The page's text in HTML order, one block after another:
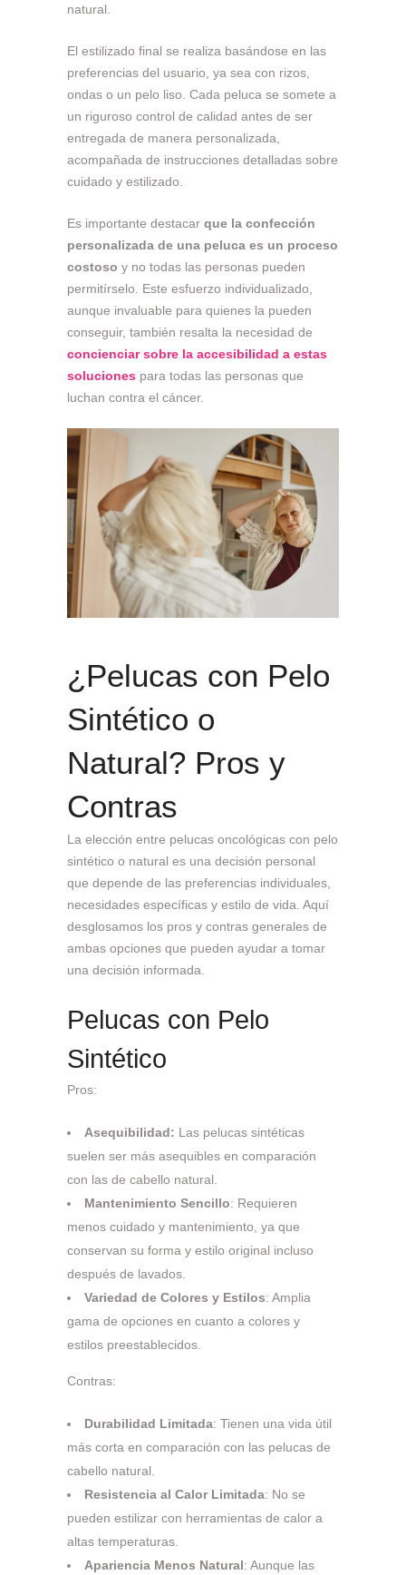
natural.
El estilizado final se realiza basándose en las
preferencias del usuario, ya sea con rizos,
ondas o un pelo liso. Cada peluca se somete a
un riguroso control de calidad antes de ser
entregada de manera personalizada,
acompañada de instrucciones detalladas sobre
cuidado y estilizado.
Es importante destacar que la confección
personalizada de una peluca es un proceso
costoso y no todas las personas pueden
permitírselo. Este esfuerzo individualizado,
aunque invaluable para quienes la pueden
conseguir, también resalta la necesidad de
concienciar sobre la accesibilidad a estas
soluciones para todas las personas que
luchan contra el cáncer.
¿Pelucas con Pelo
Sintético o
Natural? Pros y
Contras
La elección entre pelucas oncológicas con pelo
sintético o natural es una decisión personal
que depende de las preferencias individuales,
necesidades específicas y estilo de vida. Aquí
desglosamos los pros y contras generales de
ambas opciones que pueden ayudar a tomar
una decisión informada.
Pelucas con Pelo
Sintético
Pros:
Asequibilidad: Las pelucas sintéticas
suelen ser más asequibles en comparación
con las de cabello natural.
Mantenimiento Sencillo: Requieren
menos cuidado y mantenimiento, ya que
conservan su forma y estilo original incluso
después de lavados.
Variedad de Colores y Estilos: Amplia
gama de opciones en cuanto a colores y
estilos preestablecidos.
Contras:
Durabilidad Limitada: Tienen una vida útil
más corta en comparación con las pelucas de
cabello natural.
Resistencia al Calor Limitada: No se
pueden estilizar con herramientas de calor a
altas temperaturas.
Apariencia Menos Natural: Aunque las